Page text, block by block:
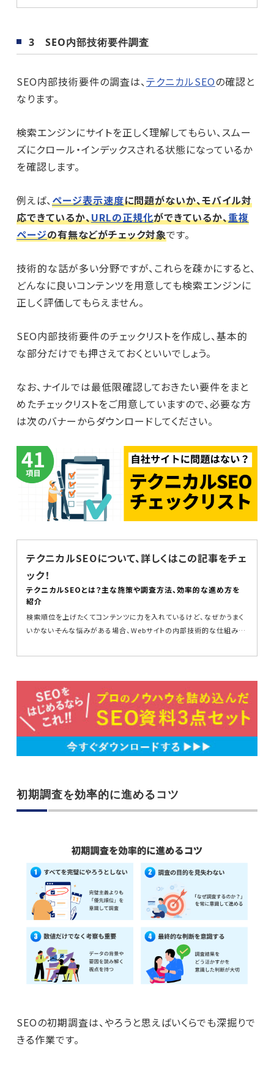
3 SEO内部技術要件調査
SEO内部技術要件の調査は、テクニカルSEOの確認と
なります。
検索エンジンにサイトを正しく理解してもらい、スムー
ズにクロール・インデックスされる状態になっているか
を確認します。
例えば、ページ表示速度に問題がないか、モバイル対
応できているか、URLの正規化ができているか、重複
ページの有無などがチェック対象です。
技術的な話が多い分野ですが、これらを疎かにすると、
どんなに良いコンテンツを用意しても検索エンジンに
正しく評価してもらえません。
SEO内部技術要件のチェックリストを作成し、基本的
な部分だけでも押さえておくといいでしょう。
なお、ナイルでは最低限確認しておきたい要件をまと
めたチェックリストをご用意していますので、必要な方
は次のバナーからダウンロードしてください。
テクニカルSEOについて、詳しくはこの記事をチェ
ック！
テクニカルSEOとは？主な施策や調査方法、効率的な進め方を
紹介
検索順位を上げたくてコンテンツに力を入れているけど、なぜかうまく
いかない――そんな悩みがある場合、Webサイトの内部技術的な仕組みに
初期調査を効率的に進めるコツ
SEOの初期調査は、やろうと思えばいくらでも深掘りで
きる作業です。